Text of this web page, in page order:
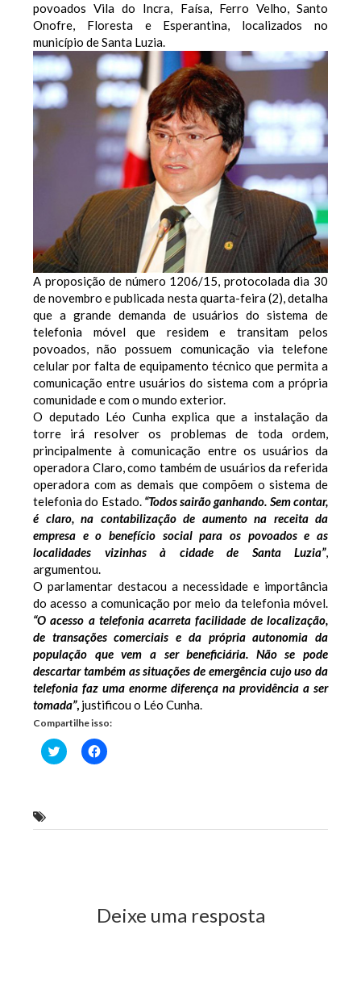
povoados Vila do Incra, Faísa, Ferro Velho, Santo
Onofre, Floresta e Esperantina, localizados no
município de Santa Luzia.
A proposição de número 1206/15, protocolada dia 30
de novembro e publicada nesta quarta-feira (2), detalha
que a grande demanda de usuários do sistema de
telefonia móvel que residem e transitam pelos
povoados, não possuem comunicação via telefone
celular por falta de equipamento técnico que permita a
comunicação entre usuários do sistema com a própria
comunidade e com o mundo exterior.
O deputado Léo Cunha explica que a instalação da
torre irá resolver os problemas de toda ordem,
principalmente à comunicação entre os usuários da
operadora Claro, como também de usuários da referida
operadora com as demais que compõem o sistema de
telefonia do Estado. “Todos sairão ganhando. Sem contar,
é claro, na contabilização de aumento na receita da
empresa e o benefício social para os povoados e as
localidades vizinhas à cidade de Santa Luzia”,
argumentou.
O parlamentar destacou a necessidade e importância
do acesso a comunicação por meio da telefonia móvel.
“O acesso a telefonia acarreta facilidade de localização,
de transações comerciais e da própria autonomia da
população que vem a ser beneficiária. Não se pode
descartar também as situações de emergência cujo uso da
telefonia faz uma enorme diferença na providência a ser
tomada”, justificou o Léo Cunha.
Compartilhe isso:
Clique
para
Clique
para
Deixe uma resposta